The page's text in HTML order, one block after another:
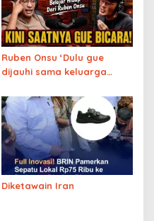
Ruben Onsu ‘Dulu gue
dijauhi sama keluarga
sekarang dijauhi karena
Mualaf’
Diketawain Iran